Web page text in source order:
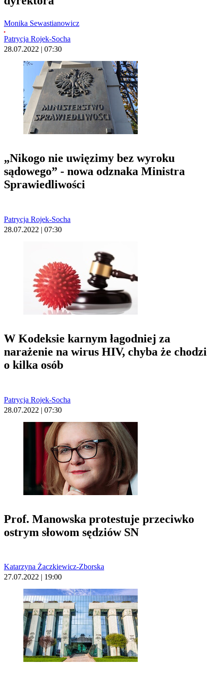
Monika Sewastianowicz
Patrycja Rojek-Socha
28.07.2022 | 07:30
„Nikogo nie uwięzimy bez wyroku
sądowego” - nowa odznaka Ministra
Sprawiedliwości
Patrycja Rojek-Socha
28.07.2022 | 07:30
W Kodeksie karnym łagodniej za
narażenie na wirus HIV, chyba że chodzi
o kilka osób
Patrycja Rojek-Socha
28.07.2022 | 07:30
Prof. Manowska protestuje przeciwko
ostrym słowom sędziów SN
Katarzyna Żaczkiewicz-Zborska
27.07.2022 | 19:00